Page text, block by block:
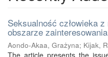
Seksualność człowieka
obszarze
Aondo-Akaa, Grażyna; Kijak,
The article presents the